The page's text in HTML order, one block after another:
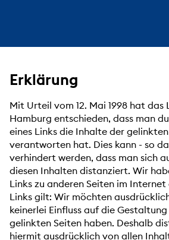
Erklärung
Mit Urteil vom 12. Mai 1998 hat das
Hamburg entschieden, dass man
eines Links die Inhalte der
verantworten hat. Dies kann - so
verhindert werden, dass man sich
diesen Inhalten distanziert. Wir
Links zu anderen Seiten im
Links gilt: Wir möchten
keinerlei Einfluss auf die
gelinkten Seiten haben. Deshalb
hiermit ausdrücklich von allen